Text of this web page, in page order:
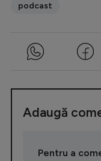
podcast
Adaugă
Pentru a